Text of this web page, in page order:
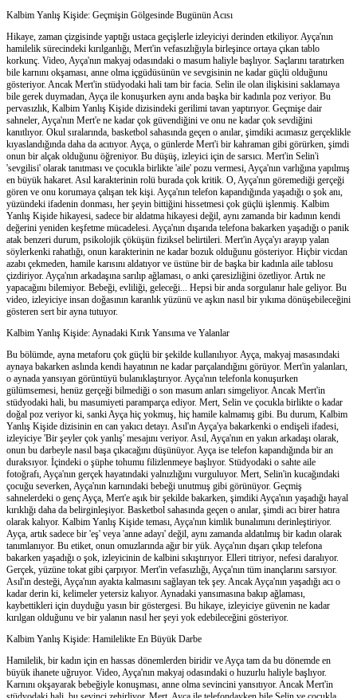
Kalbim Yanlış Kişide: Geçmişin Gölgesinde Bugünün Acısı
Hikaye, zaman çizgisinde yaptığı ustaca geçişlerle izleyiciyi derinden etkiliyor. Ayça'nın
hamilelik sürecindeki kırılganlığı, Mert'in vefasızlığıyla birleşince ortaya çıkan tablo
korkunç. Video, Ayça'nın makyaj odasındaki o masum haliyle başlıyor. Saçlarını taratırken
bile karnını okşaması, anne olma içgüdüsünün ve sevgisinin ne kadar güçlü olduğunu
gösteriyor. Ancak Mert'in stüdyodaki hali tam bir facia. Selin ile olan ilişkisini saklamaya
bile gerek duymadan, Ayça ile konuşurken aynı anda başka bir kadınla poz veriyor. Bu
pervasızlık, Kalbim Yanlış Kişide dizisindeki gerilimi tavan yaptırıyor. Geçmişe dair
sahneler, Ayça'nın Mert'e ne kadar çok güvendiğini ve onu ne kadar çok sevdiğini
kanıtlıyor. Okul sıralarında, basketbol sahasında geçen o anılar, şimdiki acımasız gerçeklikle
kıyaslandığında daha da acıtıyor. Ayça, o günlerde Mert'i bir kahraman gibi görürken, şimdi
onun bir alçak olduğunu öğreniyor. Bu düşüş, izleyici için de sarsıcı. Mert'in Selin'i
'sevgilisi' olarak tanıtması ve çocukla birlikte 'aile' pozu vermesi, Ayça'nın varlığına yapılmış
en büyük hakaret. Asıl karakterinin rolü burada çok kritik. O, Ayça'nın göremediği gerçeği
gören ve onu korumaya çalışan tek kişi. Ayça'nın telefon kapandığında yaşadığı o şok anı,
yüzündeki ifadenin donması, her şeyin bittiğini hissetmesi çok güçlü işlenmiş. Kalbim
Yanlış Kişide hikayesi, sadece bir aldatma hikayesi değil, aynı zamanda bir kadının kendi
değerini yeniden keşfetme mücadelesi. Ayça'nın dışarıda telefona bakarken yaşadığı o panik
atak benzeri durum, psikolojik çöküşün fiziksel belirtileri. Mert'in Ayça'yı arayıp yalan
söylerkenki rahatlığı, onun karakterinin ne kadar bozuk olduğunu gösteriyor. Hiçbir vicdan
azabı çekmeden, hamile karısını aldatıyor ve üstüne bir de başka bir kadınla aile tablosu
çizdiriyor. Ayça'nın arkadaşına sarılıp ağlaması, o anki çaresizliğini özetliyor. Artık ne
yapacağını bilemiyor. Bebeği, evliliği, geleceği... Hepsi bir anda sorgulanır hale geliyor. Bu
video, izleyiciye insan doğasının karanlık yüzünü ve aşkın nasıl bir yıkıma dönüşebileceğini
gösteren sert bir ayna tutuyor.
Kalbim Yanlış Kişide: Aynadaki Kırık Yansıma ve Yalanlar
Bu bölümde, ayna metaforu çok güçlü bir şekilde kullanılıyor. Ayça, makyaj masasındaki
aynaya bakarken aslında kendi hayatının ne kadar parçalandığını görüyor. Mert'in yalanları,
o aynada yansıyan görüntüyü bulanıklaştırıyor. Ayça'nın telefonla konuşurken
gülümsemesi, henüz gerçeği bilmediği o son masum anları simgeliyor. Ancak Mert'in
stüdyodaki hali, bu masumiyeti paramparça ediyor. Mert, Selin ve çocukla birlikte o kadar
doğal poz veriyor ki, sanki Ayça hiç yokmuş, hiç hamile kalmamış gibi. Bu durum, Kalbim
Yanlış Kişide dizisinin en can yakıcı detayı. Asıl'ın Ayça'ya bakarkenki o endişeli ifadesi,
izleyiciye 'Bir şeyler çok yanlış' mesajını veriyor. Asıl, Ayça'nın en yakın arkadaşı olarak,
onun bu darbeyle nasıl başa çıkacağını düşünüyor. Ayça ise telefon kapandığında bir an
duraksıyor. İçindeki o şüphe tohumu filizlenmeye başlıyor. Stüdyodaki o sahte aile
fotoğrafı, Ayça'nın gerçek hayatındaki yalnızlığını vurguluyor. Mert, Selin'in kucağındaki
çocuğu severken, Ayça'nın karnındaki bebeği unutmuş gibi görünüyor. Geçmiş
sahnelerdeki o genç Ayça, Mert'e aşık bir şekilde bakarken, şimdiki Ayça'nın yaşadığı hayal
kırıklığı daha da belirginleşiyor. Basketbol sahasında geçen o anılar, şimdi acı birer hatıra
olarak kalıyor. Kalbim Yanlış Kişide teması, Ayça'nın kimlik bunalımını derinleştiriyor.
Ayça, artık sadece bir 'eş' veya 'anne adayı' değil, aynı zamanda aldatılmış bir kadın olarak
tanımlanıyor. Bu etiket, onun omuzlarında ağır bir yük. Ayça'nın dışarı çıkıp telefona
bakarken yaşadığı o şok, izleyicinin de kalbini sıkıştırıyor. Elleri titriyor, nefesi daralıyor.
Gerçek, yüzüne tokat gibi çarpıyor. Mert'in vefasızlığı, Ayça'nın tüm inançlarını sarsıyor.
Asıl'ın desteği, Ayça'nın ayakta kalmasını sağlayan tek şey. Ancak Ayça'nın yaşadığı acı o
kadar derin ki, kelimeler yetersiz kalıyor. Aynadaki yansımasına bakıp ağlaması,
kaybettikleri için duyduğu yasın bir göstergesi. Bu hikaye, izleyiciye güvenin ne kadar
kırılgan olduğunu ve bir yalanın nasıl her şeyi yok edebileceğini gösteriyor.
Kalbim Yanlış Kişide: Hamilelikte En Büyük Darbe
Hamilelik, bir kadın için en hassas dönemlerden biridir ve Ayça tam da bu dönemde en
büyük ihanete uğruyor. Video, Ayça'nın makyaj odasındaki o huzurlu haliyle başlıyor.
Karnını okşayarak bebeğiyle konuşması, anne olma sevincini yansıtıyor. Ancak Mert'in